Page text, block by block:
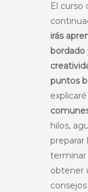
El curso
irás
bordado
puntos
hilos,
preparar
terminar
obtener